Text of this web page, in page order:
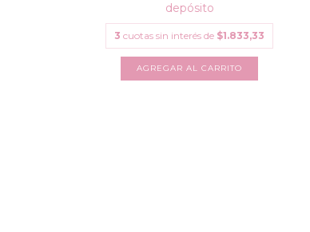
depósito
3 cuotas sin interés de $1.833,33